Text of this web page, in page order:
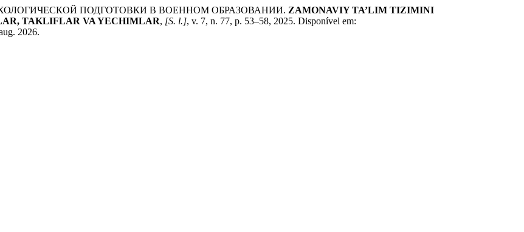
ПОДГОТОВКИ В ВОЕННОМ ОБРАЗОВАНИИ. ZAMONAVIY TA’LIM TIZIMINI
TAKLIFLAR VA YECHIMLAR, [S. l.], v. 7, n. 77, p. 53–58, 2025. Disponível em:
2026.